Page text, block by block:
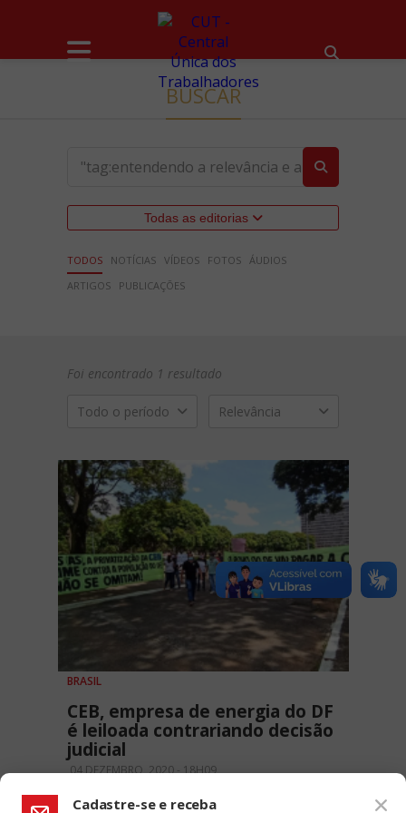
BUSCAR
Todas as editorias
TODOS NOTÍCIAS VÍDEOS FOTOS ÁUDIOS
ARTIGOS
PUBLICAÇÕES
Foi encontrado 1 resultado
Todo o período Relevância
BRASIL
CEB, empresa de energia do DF
é leiloada contrariando decisão
judicial
04 DEZEMBRO, 2020 - 18H09
Cadastre-se e receba